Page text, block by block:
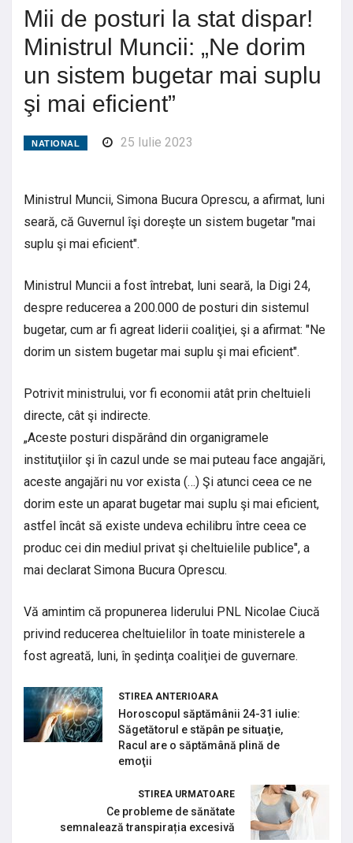
Mii de posturi la stat dispar!
Ministrul Muncii: „Ne dorim
un sistem bugetar mai suplu
şi mai eficient”
NATIONAL 25 Iulie 2023
Ministrul Muncii, Simona Bucura Oprescu, a afirmat, luni
seară, că Guvernul îşi doreşte un sistem bugetar "mai
suplu şi mai eficient".
Ministrul Muncii a fost întrebat, luni seară, la Digi 24,
despre reducerea a 200.000 de posturi din sistemul
bugetar, cum ar fi agreat liderii coaliţiei, şi a afirmat: "Ne
dorim un sistem bugetar mai suplu şi mai eficient".
Potrivit ministrului, vor fi economii atât prin cheltuieli
directe, cât şi indirecte.
„Aceste posturi dispărând din organigramele
instituţiilor şi în cazul unde se mai puteau face angajări,
aceste angajări nu vor exista (…) Şi atunci ceea ce ne
dorim este un aparat bugetar mai suplu şi mai eficient,
astfel încât să existe undeva echilibru între ceea ce
produc cei din mediul privat şi cheltuielile publice", a
mai declarat Simona Bucura Oprescu.
Vă amintim că propunerea liderului PNL Nicolae Ciucă
privind reducerea cheltuielilor în toate ministerele a
fost agreată, luni, în şedinţa coaliţiei de guvernare.
STIREA ANTERIOARA
Horoscopul săptămânii 24-31 iulie:
Săgetătorul e stăpân pe situaţie,
Racul are o săptămână plină de
emoţii
STIREA URMATOARE
Ce probleme de sănătate
semnalează transpirația excesivă